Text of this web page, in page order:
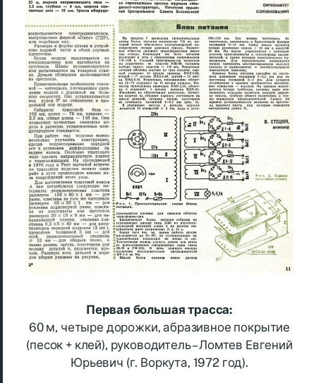
Первая большая трасса:
60 м, четыре дорожки, абразивное покрытие
(песок + клей), руководитель – Ломтев Евгений
Юрьевич (г. Воркута, 1972 год).